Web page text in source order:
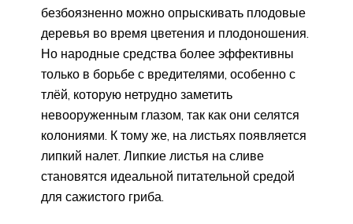
безбоязненно можно опрыскивать плодовые
деревья во время цветения и плодоношения.
Но народные средства более эффективны
только в борьбе с вредителями, особенно с
тлёй, которую нетрудно заметить
невооруженным глазом, так как они селятся
колониями. К тому же, на листьях появляется
липкий налет. Липкие листья на сливе
становятся идеальной питательной средой
для сажистого гриба.